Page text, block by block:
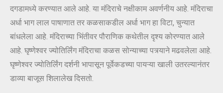
दगडामध्ये करण्यात आले आहे. या मंदिराचे नक्षीकाम अवर्णनीय आहे. मंदिराचा
अर्धा भाग लाल पाषाणात तर कळसाकडील अर्धा भाग हा विटा, चुन्यात
बांधलेला आहे. मंदिराच्या भिंतीवर पौराणिक कथेतील दृश्य कोरण्यात आले
आहे. घृष्णेश्वर ज्योतिर्लिंग मंदिराचा कळस सोन्याच्या पत्र्याने मढवलेला आहे.
घृष्णेश्वर ज्योतिर्लिंग दर्शनी भापासून पूर्वेकडच्या पायऱ्या खाली उतरल्यानंतर
डाव्या बाजूस शिलालेख दिसतो.